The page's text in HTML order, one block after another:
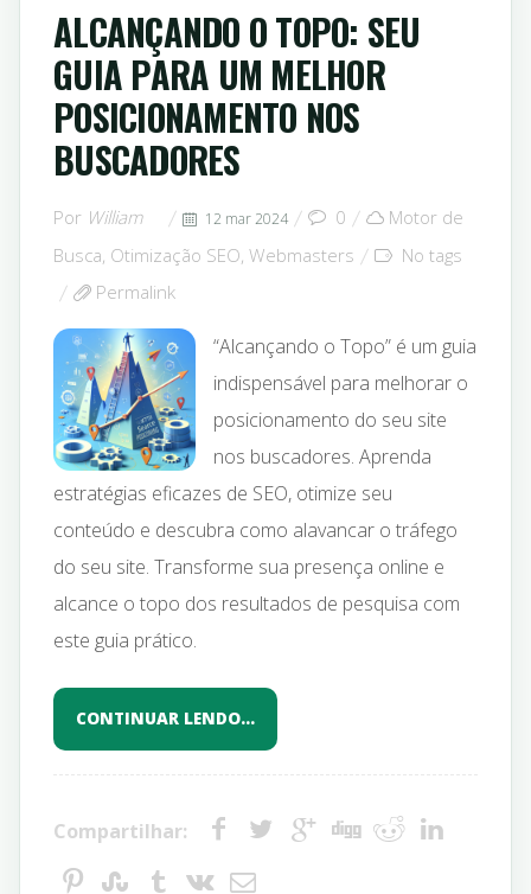
ALCANÇANDO O TOPO: SEU
GUIA PARA UM MELHOR
POSICIONAMENTO NOS
BUSCADORES
Por William 12 mar 2024 0
Motor de
Busca, Otimização SEO, Webmasters
No tags
Permalink
“Alcançando o Topo” é um guia
indispensável para melhorar o
posicionamento do seu site
nos buscadores. Aprenda
estratégias eficazes de SEO, otimize seu
conteúdo e descubra como alavancar o tráfego
do seu site. Transforme sua presença online e
alcance o topo dos resultados de pesquisa com
este guia prático.
CONTINUAR LENDO…
Compartilhar: